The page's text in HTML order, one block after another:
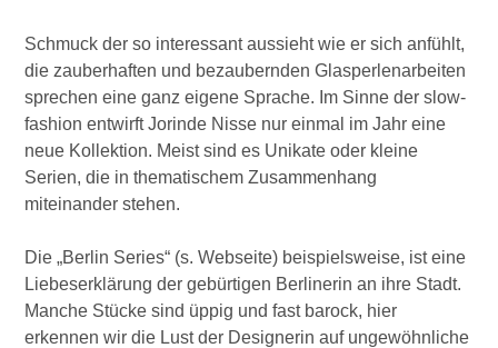
Schmuck der so interessant aussieht wie er sich anfühlt,
die zauberhaften und bezaubernden Glasperlenarbeiten
sprechen eine ganz eigene Sprache. Im Sinne der slow-
fashion entwirft Jorinde Nisse nur einmal im Jahr eine
neue Kollektion. Meist sind es Unikate oder kleine
Serien, die in thematischem Zusammenhang
miteinander stehen.
Die „Berlin Series“ (s. Webseite) beispielsweise, ist eine
Liebeserklärung der gebürtigen Berlinerin an ihre Stadt.
Manche Stücke sind üppig und fast barock, hier
erkennen wir die Lust der Designerin auf ungewöhnliche